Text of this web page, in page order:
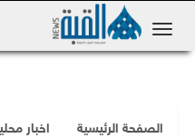
الصفحة الرئيسية اخبار